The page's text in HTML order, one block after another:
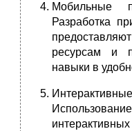
Мобильные
Разработка
ресурсам и
навыки в